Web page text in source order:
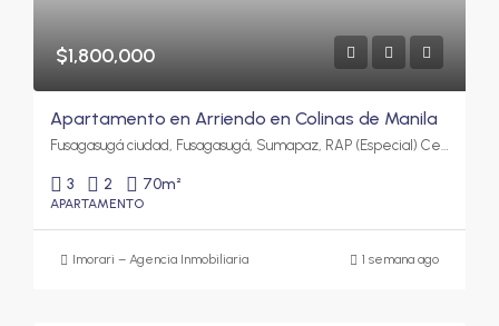
$1,800,000
Apartamento en Arriendo en Colinas de Manila
Fusagasugá ciudad, Fusagasugá, Sumapaz, RAP (Especial) Central, 252212, Colombia
3 2 70m²
APARTAMENTO
Imorari – Agencia Inmobiliaria 1 semana ago